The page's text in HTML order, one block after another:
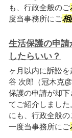
も、行政全般のご
度当事務所にご相
生活保護の申
したらいい？
ヶ月以内に訴訟
谷 次郎（冠木克
保護の申請が却
てご紹介しまし
にも、行政全般の
一度当事務所にご